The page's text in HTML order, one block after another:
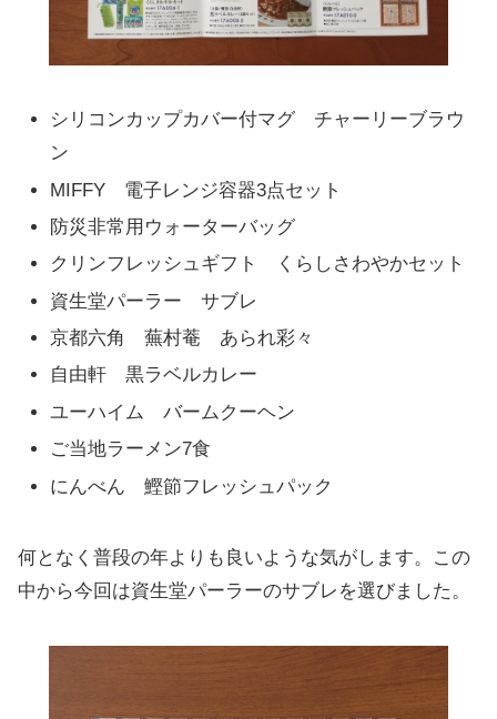
シリコンカップカバー付マグ チャーリーブラウ
ン
MIFFY 電子レンジ容器3点セット
防災非常用ウォーターバッグ
クリンフレッシュギフト くらしさわやかセット
資生堂パーラー サブレ
京都六角 蕪村菴 あられ彩々
自由軒 黒ラベルカレー
ユーハイム バームクーヘン
ご当地ラーメン7食
にんべん 鰹節フレッシュパック
何となく普段の年よりも良いような気がします。この
中から今回は資生堂パーラーのサブレを選びました。